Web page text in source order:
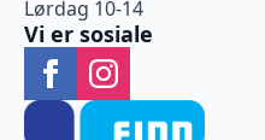
Lørdag 10-14
Vi er sosiale